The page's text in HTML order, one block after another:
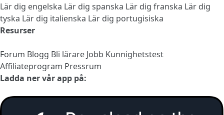
Lär dig engelska Lär dig spanska Lär dig franska Lär dig
tyska Lär dig italienska Lär dig portugisiska
Resurser
Forum Blogg Bli lärare Jobb Kunnighetstest
Affiliateprogram Pressrum
Ladda ner vår app på: